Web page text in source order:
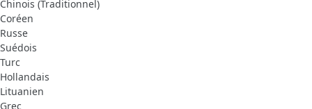
Chinois (Traditionnel)
Coréen
Russe
Suédois
Turc
Hollandais
Lituanien
Grec